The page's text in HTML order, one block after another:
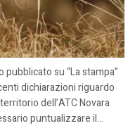
su “La stampa”
dichiarazioni riguardo
dell’ATC Novara
puntualizzare il...